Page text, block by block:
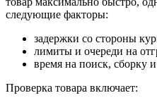
следующие факторы:
задержки со стороны
лимиты и очереди на
время на поиск, сборку
Проверка товара включает: